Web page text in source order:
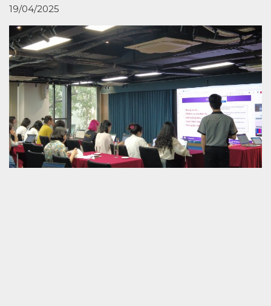
19/04/2025